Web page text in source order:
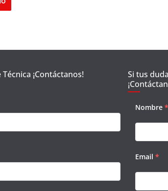
¡Contáctanos!
Si tus
Nombre *
Email *